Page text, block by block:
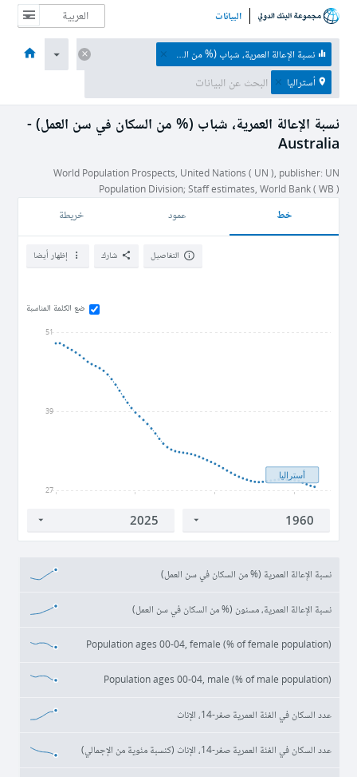
البيانات
الصفحة الرئيسية الموضوعات البيانات والموارد نبذة عن نسبة الإعالة العمرية، شباب (% من السكان في سن العمل)
أستراليا
نسبة الإعالة العمرية، شباب (% من السكان في سن العمل) -
Australia
World Population Prospects, United Nations ( UN ), publisher: UN
Population Division; Staff estimates, World Bank ( WB )
خط عمود خريطة
إظهار أيضا شارك التفاصيل
ضع الكلمة المناسبة
27
39
51
أستراليا
نسبة الإعالة العمرية (% من السكان في سن العمل)
نسبة الإعالة العمرية، مسنون (% من السكان في سن العمل)
Population ages 00-04, female (% of female population)
Population ages 00-04, male (% of male population)
عدد السكان في الفئة العمرية صفر-14، الإناث
عدد السكان في الفئة العمرية صفر-14، الإناث (كنسبة مئوية من الإجمالي)